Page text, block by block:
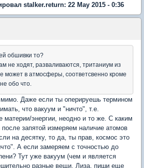
stalker.return: 22 May 2015 - 0:36
обшивки то?
не ходят, разваливаются, тританиум из
может в атмосферы, соответсвенно кроме
обо что.
Даже если ты оперируешь термином
что вакуум и "ничто", т.е.
материи/энергии, неодно и то же. С каким
запятой измеряем наличие атомов
на десятку, то да, ты прав, космос это
А если замеряем с точностью до
Тут уже вакуум (чем и является
разные вещи. Лиза, пиши еще